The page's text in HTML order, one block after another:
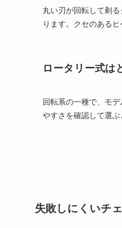
丸い刃が回転して剃
ります。クセのある
ロータリー式は
回転系の一種で、モ
やすさを確認して選ぶ
失敗しにくいチ